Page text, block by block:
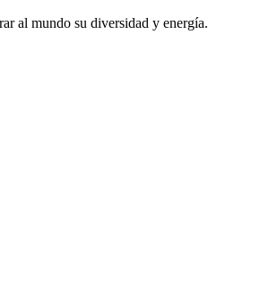
al mundo su diversidad y energía.